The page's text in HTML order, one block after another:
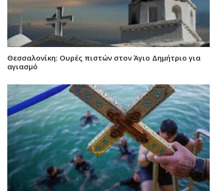
Θεσσαλονίκη: Ουρές πιστών στον Άγιο Δημήτριο για
αγιασμό